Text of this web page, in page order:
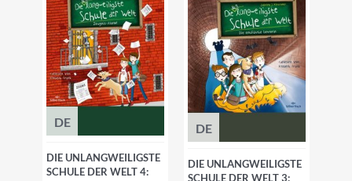
DE
DIE UNLANGWEILIGSTE
SCHULE DER WELT 4:
DE
DIE UNLANGWEILIGSTE
SCHULE DER WELT 3: